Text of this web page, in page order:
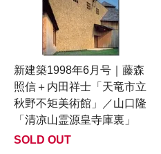
新建築1998年6月号｜藤森
照信＋内田祥士「天竜市立
秋野不矩美術館」／山口隆
「清凉山霊源皇寺庫裏」
SOLD OUT